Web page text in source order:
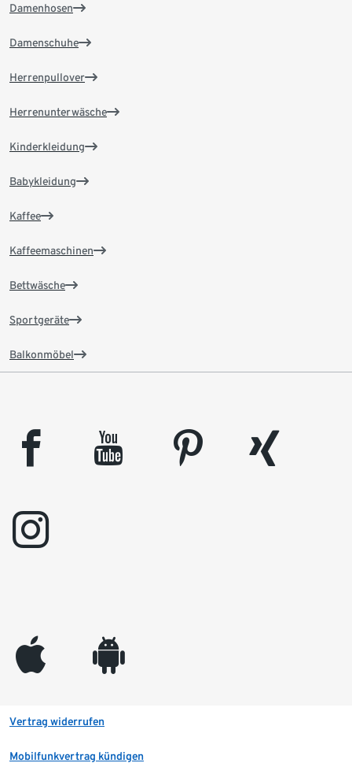
Damenhosen
Damenschuhe
Herrenpullover
Herrenunterwäsche
Kinderkleidung
Babykleidung
Kaffee
Kaffeemaschinen
Bettwäsche
Sportgeräte
Balkonmöbel
facebook youtube pinterest
xing
instagram
appleinc android
Vertrag widerrufen
Mobilfunkvertrag kündigen